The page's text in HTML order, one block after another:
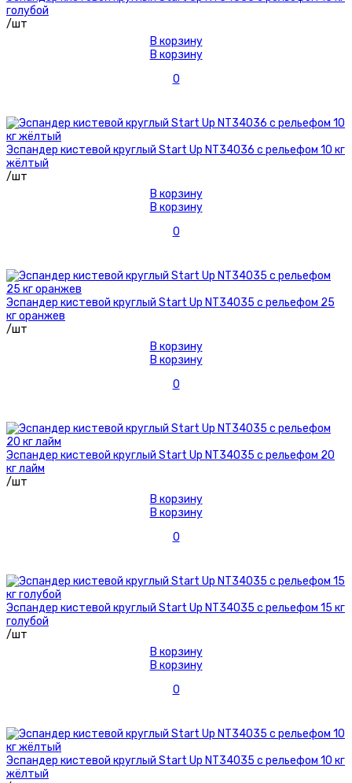
голубой
/шт
В корзину
В корзину
0
Эспандер кистевой круглый Start Up NT34036 с рельефом 10 кг
жёлтый
/шт
В корзину
В корзину
0
Эспандер кистевой круглый Start Up NT34035 с рельефом 25
кг оранжев
/шт
В корзину
В корзину
0
Эспандер кистевой круглый Start Up NT34035 с рельефом 20
кг лайм
/шт
В корзину
В корзину
0
Эспандер кистевой круглый Start Up NT34035 с рельефом 15 кг
голубой
/шт
В корзину
В корзину
0
Эспандер кистевой круглый Start Up NT34035 с рельефом 10 кг
жёлтый